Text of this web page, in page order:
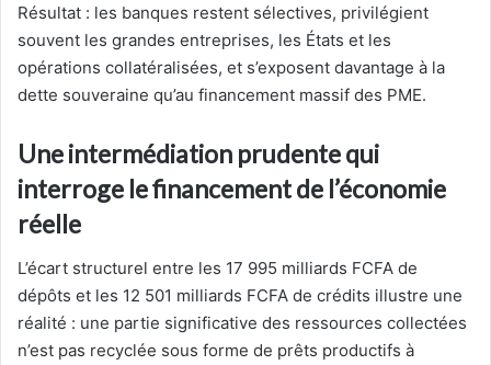
Résultat : les banques restent sélectives, privilégient
souvent les grandes entreprises, les États et les
opérations collatéralisées, et s’exposent davantage à la
dette souveraine qu’au financement massif des PME.
Une intermédiation prudente qui
interroge le financement de l’économie
réelle
L’écart structurel entre les 17 995 milliards FCFA de
dépôts et les 12 501 milliards FCFA de crédits illustre une
réalité : une partie significative des ressources collectées
n’est pas recyclée sous forme de prêts productifs à